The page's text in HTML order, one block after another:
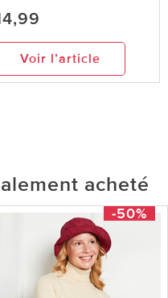
Voir l’article
acheté
-50%